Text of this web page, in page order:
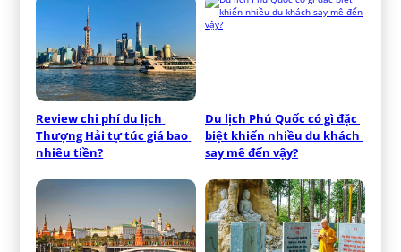
Review chi phí du lịch
Thượng Hải tự túc giá bao
nhiêu tiền?
Du lịch Phú Quốc có gì đặc
biệt khiến nhiều du khách
say mê đến vậy?